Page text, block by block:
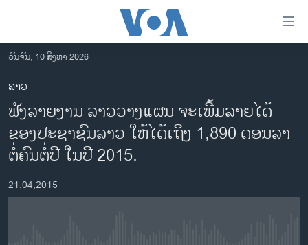
ເຂົ້າ
ຫາ
ຂ້າມ
ຂ້າມ
ຂ້າມ
ໄປ
ຫາ
ຊອກ
ຄົ້ນ
ອາເມຣິກາ
ການເລືອກຕັ້ງ ປະທານາທີບໍດີ ສະຫະລັດ 2024
ໂລກ
ວັນຈັນ, 10 ສິງຫາ 2026
ລາວ
ຟັງລາຍງານ ລາວ​ວາງ​ແຜນ ​ຈະ​ເພີ້​ມລາຍ​ໄດ້
ຂອງ​ປະຊາຊົນລາວ ​ໃຫ້​ໄດ້​ເຖິງ 1,890 ດອນ​ລາ
ຕໍ່​ຄົນ​ຕໍ່​ປີ ​ໃນ​ປີ 2015.
21,04,2015